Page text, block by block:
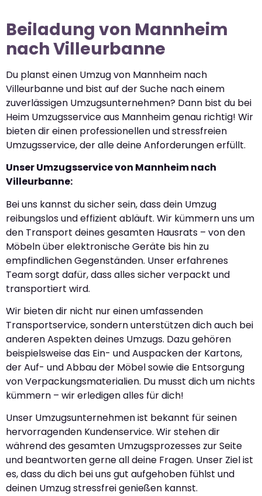
Beiladung von Mannheim
nach Villeurbanne
Du planst einen Umzug von Mannheim nach
Villeurbanne und bist auf der Suche nach einem
zuverlässigen Umzugsunternehmen? Dann bist du bei
Heim Umzugsservice aus Mannheim genau richtig! Wir
bieten dir einen professionellen und stressfreien
Umzugsservice, der alle deine Anforderungen erfüllt.
Unser Umzugsservice von Mannheim nach
Villeurbanne:
Bei uns kannst du sicher sein, dass dein Umzug
reibungslos und effizient abläuft. Wir kümmern uns um
den Transport deines gesamten Hausrats – von den
Möbeln über elektronische Geräte bis hin zu
empfindlichen Gegenständen. Unser erfahrenes
Team sorgt dafür, dass alles sicher verpackt und
transportiert wird.
Wir bieten dir nicht nur einen umfassenden
Transportservice, sondern unterstützen dich auch bei
anderen Aspekten deines Umzugs. Dazu gehören
beispielsweise das Ein- und Auspacken der Kartons,
der Auf- und Abbau der Möbel sowie die Entsorgung
von Verpackungsmaterialien. Du musst dich um nichts
kümmern – wir erledigen alles für dich!
Unser Umzugsunternehmen ist bekannt für seinen
hervorragenden Kundenservice. Wir stehen dir
während des gesamten Umzugsprozesses zur Seite
und beantworten gerne all deine Fragen. Unser Ziel ist
es, dass du dich bei uns gut aufgehoben fühlst und
deinen Umzug stressfrei genießen kannst.